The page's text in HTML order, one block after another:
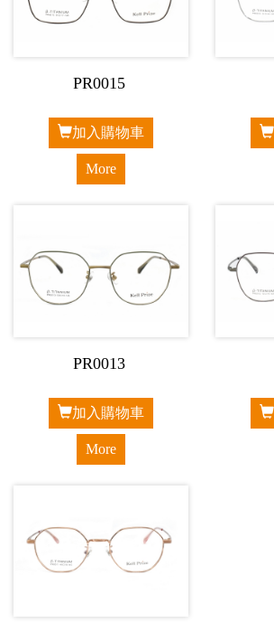
PR0015
加入購物車
More
PR0013
加入購物車
More